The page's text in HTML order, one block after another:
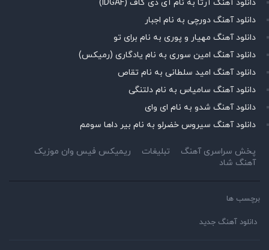
دانلود آهنگ آرتا به نام آی دی گاف (IDGAF)
دانلود آهنگ دورچی به نام اجبار
دانلود آهنگ مهیار و پوری به نام برای تو
دانلود آهنگ امین سوری به نام یادگاری (رمیکس)
دانلود آهنگ امید سلطانی به نام تقاص
دانلود آهنگ سامیاس به نام دلتنگی
دانلود آهنگ شدو به نام ای وای
دانلود آهنگ سیروس خضرلو به نام بیر داها سومم
پخش سراسری آهنگ تبلیغات
ریمیکس فیس وان موزیک
آهنگ شاد
برچسب ها
دانلود آهنگ جدید